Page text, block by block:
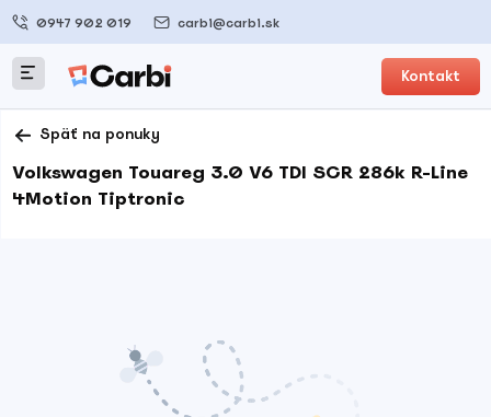
0947 902 019 carbi@carbi.sk
Kontakt
Späť na ponuky
Volkswagen Touareg 3.0 V6 TDI SCR 286k R-Line
4Motion Tiptronic